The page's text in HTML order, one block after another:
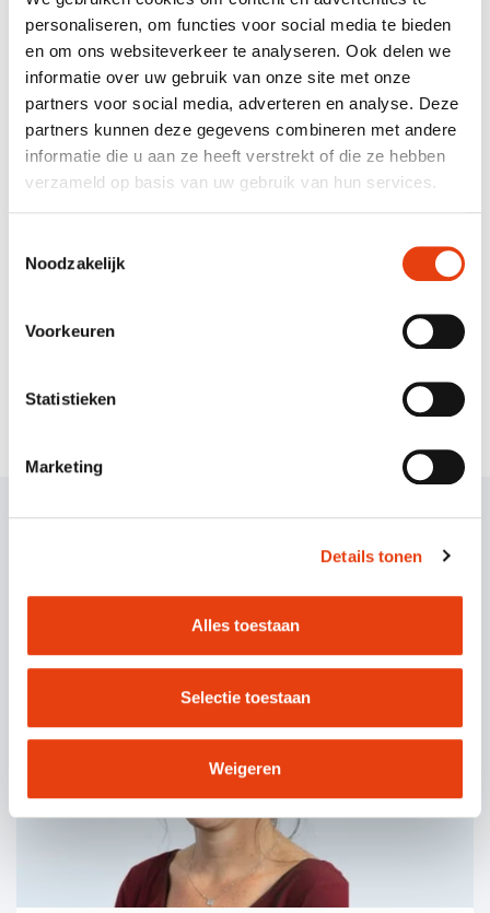
personaliseren, om functies voor social media te bieden
en om ons websiteverkeer te analyseren. Ook delen we
informatie over uw gebruik van onze site met onze
partners voor social media, adverteren en analyse. Deze
partners kunnen deze gegevens combineren met andere
informatie die u aan ze heeft verstrekt of die ze hebben
verzameld op basis van uw gebruik van hun services.
Noodzakelijk
Voorkeuren
Statistieken
Marketing
Details tonen
Alles toestaan
Selectie toestaan
Weigeren
uitbreiden.
Uiteindelijk is het streven dat zoveel mogelijk mensen er
baat bij of plezier van hebben.
Marie-Jeanne Boltong
Bestuurslid van Thebe Extra
Deel deze pagina: TwitterEmail